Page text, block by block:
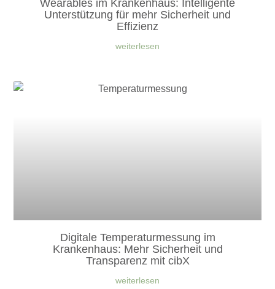
Wearables im Krankenhaus: Intelligente
Unterstützung für mehr Sicherheit und
Effizienz
weiterlesen
Digitale Temperaturmessung im
Krankenhaus: Mehr Sicherheit und
Transparenz mit cibX
weiterlesen